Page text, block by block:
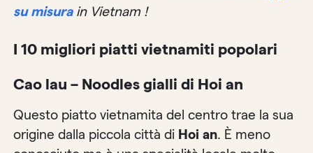
su misurain Vietnam !
I 10 migliori piatti vietnamiti popolari
Cao lau – Noodles gialli di Hoi an
Questo piatto vietnamita del centro trae la sua
origine dalla piccola città di Hoi an. È meno